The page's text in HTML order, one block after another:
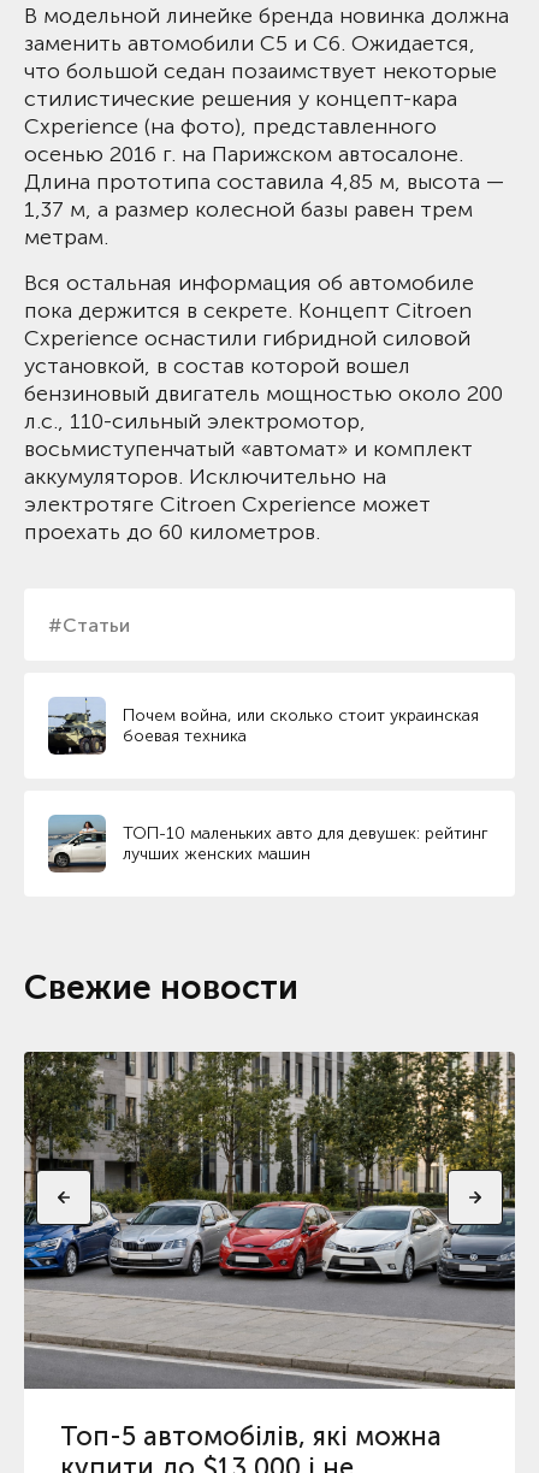
#Статьи
Почем война, или сколько стоит украинская
боевая техника
ТОП-10 маленьких авто для девушек: рейтинг
лучших женских машин
В модельной линейке бренда новинка должна
заменить автомобили С5 и C6. Ожидается,
что большой седан позаимствует некоторые
стилистические решения у концепт-кара
Cxperience (на фото), представленного
осенью 2016 г. на Парижском автосалоне.
Длина прототипа составила 4,85 м, высота —
1,37 м, а размер колесной базы равен трем
метрам.
Вся остальная информация об автомобиле
пока держится в секрете. Концепт Citroen
Cxperience оснастили гибридной силовой
установкой, в состав которой вошел
бензиновый двигатель мощностью около 200
л.с., 110-сильный электромотор,
восьмиступенчатый «автомат» и комплект
аккумуляторов. Исключительно на
электротяге Citroen Cxperience может
проехать до 60 километров.
Свежие новости
Топ-5 автомобілів, які можна